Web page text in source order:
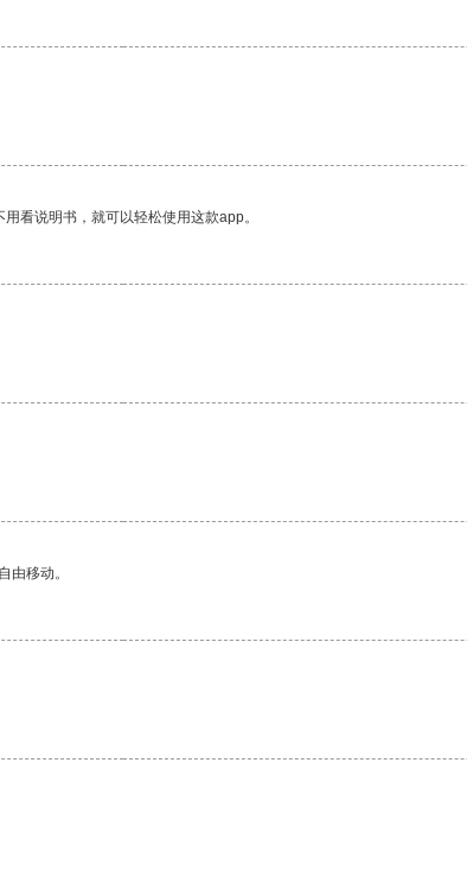
看说明书，就可以轻松使用这款app。
由移动。